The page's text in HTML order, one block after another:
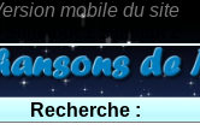
0 $limitbot 1 $limittot 2
Recherche :